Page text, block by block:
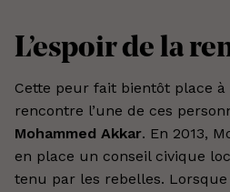
L’espoir de la
Cette peur fait bientôt place à
rencontre l’une de ces
Mohammed Akkar. En 2013,
en place un conseil civique
tenu par les rebelles. Lorsque